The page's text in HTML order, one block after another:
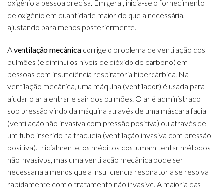
oxigénio a pessoa precisa. Em geral, inicia-se o fornecimento
de oxigénio em quantidade maior do que a necessária,
ajustando para menos posteriormente.
Aventilação mecânica corrige o problema de ventilação dos
pulmões (e diminui os níveis de dióxido de carbono) em
pessoas com insuficiência respiratória hipercárbica. Na
ventilação mecânica, uma máquina (ventilador) é usada para
ajudar o ar a entrar e sair dos pulmões. O ar é administrado
sob pressão vindo da máquina através de uma máscara facial
(ventilação não invasiva com pressão positiva) ou através de
um tubo inserido na traqueia (ventilação invasiva com pressão
positiva). Inicialmente, os médicos costumam tentar métodos
não invasivos, mas uma ventilação mecânica pode ser
necessária a menos que a insuficiência respiratória se resolva
rapidamente com o tratamento não invasivo. A maioria das